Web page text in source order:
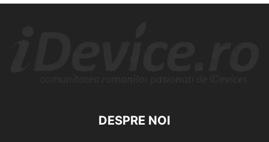
DESPRE NOI